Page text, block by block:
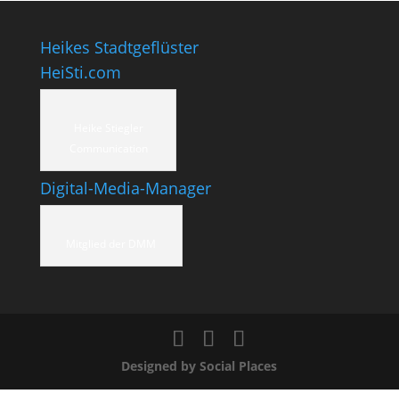
Heikes Stadtgeflüster
HeiSti.com
Digital-Media-Manager
Designed by Social Places